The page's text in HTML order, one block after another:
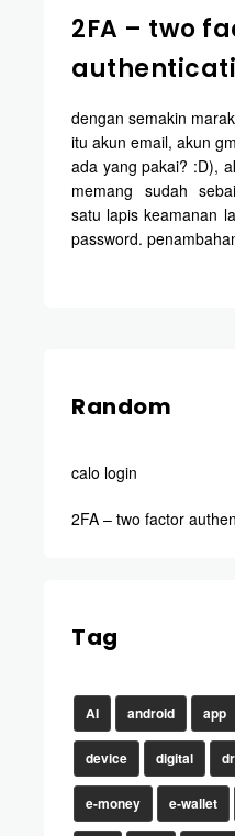
2FA – two
dengan semakin
itu akun email, akun
ada yang pakai? :D),
memang sudah
satu lapis keamanan
password.
Random
calo login
2FA – two factor
Tag
AI android app
device digital
e-money e-wallet